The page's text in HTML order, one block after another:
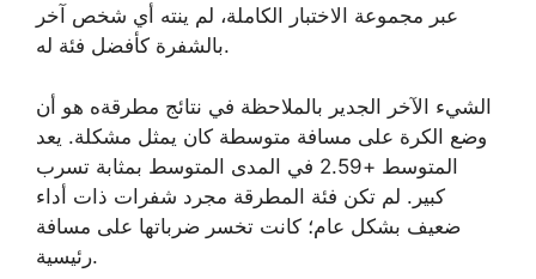
عبر مجموعة الاختبار الكاملة، لم ينته أي شخص آخر
بالشفرة كأفضل فئة له.
الشيء الآخر الجدير بالملاحظة في نتائج مطرقةه هو أن
وضع الكرة على مسافة متوسطة كان يمثل مشكلة. يعد
المتوسط ​​+2.59 في المدى المتوسط ​​بمثابة تسرب
كبير. لم تكن فئة المطرقة مجرد شفرات ذات أداء
ضعيف بشكل عام؛ كانت تخسر ضرباتها على مسافة
رئيسية.